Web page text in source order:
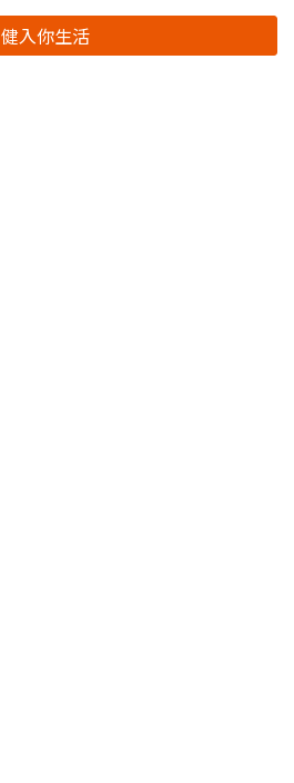
健入你生活